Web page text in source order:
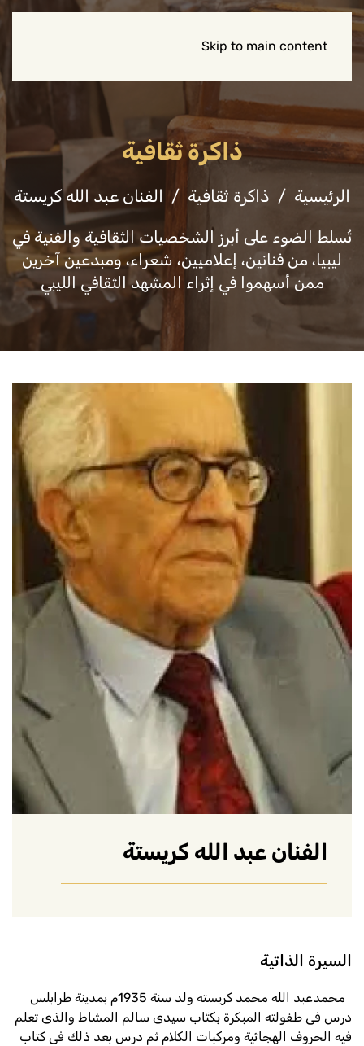
Skip to main content
ذاكرة ثقافية
الرئيسية ذاكرة ثقافية الفنان عبد الله كريستة
تُسلط الضوء على أبرز الشخصيات الثقافية والفنية في
ليبيا، من فنانين، إعلاميين، شعراء، ومبدعين آخرين
ممن أسهموا في إثراء المشهد الثقافي الليبي
الفنان عبد الله كريستة
السيرة الذاتية
محمدعبد الله محمد كريسته ولد سنة 1935م بمدينة طرابلس
درس فى طفولته المبكرة بكتَاب سيدى سالم المشاط والذى تعلم
فيه الحروف الهجائية ومركبات الكلام ثم درس بعد ذلك فى كتاب